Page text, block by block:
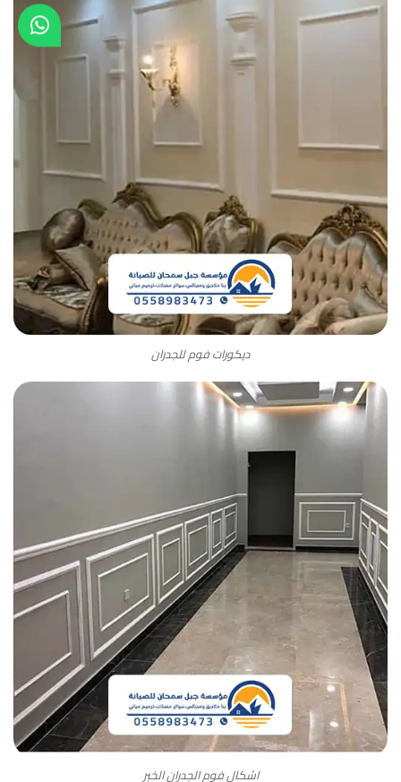
ديكورات فوم للجدران
اشكال فوم الجدران الخبر